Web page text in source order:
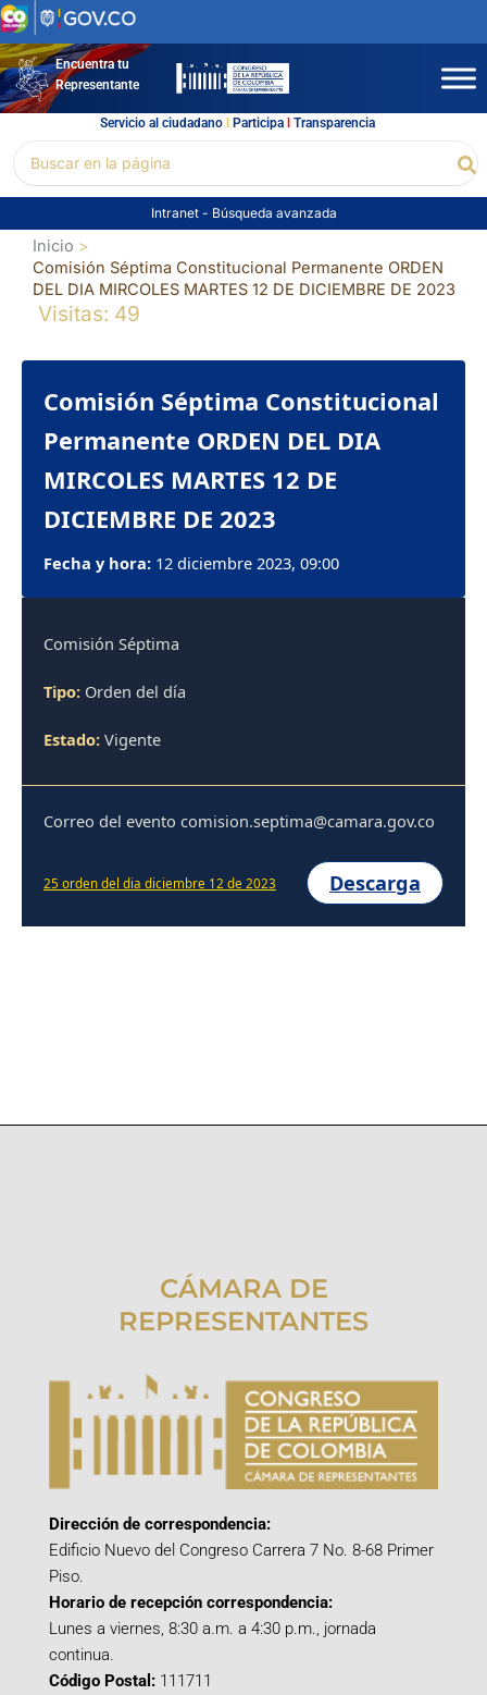
Ir
al
contenidoEncuentra tu
Representante
Servicio al ciudadano l Participal Transparencia
por:
Intranet - Búsqueda avanzada
Inicio
Comisión Séptima Constitucional Permanente ORDEN
DEL DIA MIRCOLES MARTES 12 DE DICIEMBRE DE 2023
Visitas: 49
Comisión Séptima Constitucional
Permanente ORDEN DEL DIA
MIRCOLES MARTES 12 DE
DICIEMBRE DE 2023
Fecha y hora: 12 diciembre 2023, 09:00
Comisión Séptima
Tipo: Orden del día
Estado: Vigente
Correo del evento comision.septima@camara.gov.co
25 orden del dia diciembre 12 de 2023 Descarga
CÁMARA DE
REPRESENTANTES
Dirección de correspondencia:
Edificio Nuevo del Congreso Carrera 7 No. 8-68 Primer
Piso.
Horario de recepción correspondencia:
Lunes a viernes, 8:30 a.m. a 4:30 p.m., jornada
continua.
Código Postal: 111711